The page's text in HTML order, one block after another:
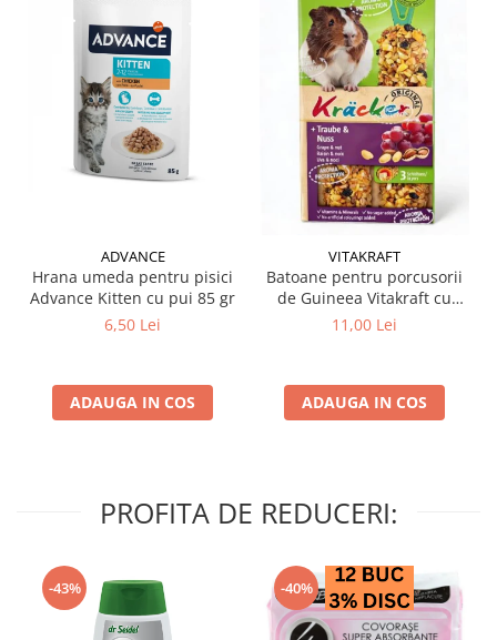
ADVANCE
Hrana umeda pentru pisici
Advance Kitten cu pui 85 gr
6,50 Lei
ADAUGA IN COS
VITAKRAFT
Batoane pentru porcusorii
de Guineea Vitakraft cu
struguri & nuci 2 buc
11,00 Lei
ADAUGA IN COS
PROFITA DE REDUCERI:
-43% -40%